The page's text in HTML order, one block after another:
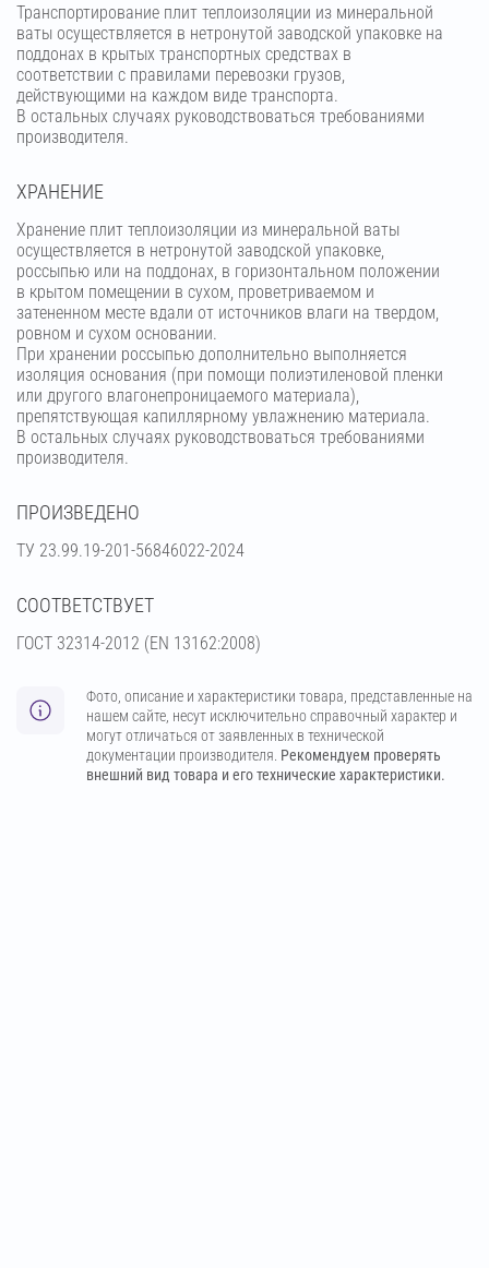
Транспортирование плит теплоизоляции из минеральной
ваты осуществляется в нетронутой заводской упаковке на
поддонах в крытых транспортных средствах в
соответствии с правилами перевозки грузов,
действующими на каждом виде транспорта.
В остальных случаях руководствоваться требованиями
производителя.
ХРАНЕНИЕ
Хранение плит теплоизоляции из минеральной ваты
осуществляется в нетронутой заводской упаковке,
россыпью или на поддонах, в горизонтальном положении
в крытом помещении в сухом, проветриваемом и
затененном месте вдали от источников влаги на твердом,
ровном и сухом основании.
При хранении россыпью дополнительно выполняется
изоляция основания (при помощи полиэтиленовой пленки
или другого влагонепроницаемого материала),
препятствующая капиллярному увлажнению материала.
В остальных случаях руководствоваться требованиями
производителя.
ПРОИЗВЕДЕНО
ТУ 23.99.19-201-56846022-2024
СООТВЕТСТВУЕТ
ГОСТ 32314-2012 (ЕN 13162:2008)
Фото, описание и характеристики товара, представленные на
нашем сайте, несут исключительно справочный характер и
могут отличаться от заявленных в технической
документации производителя. Рекомендуем проверять
внешний вид товара и его технические характеристики.